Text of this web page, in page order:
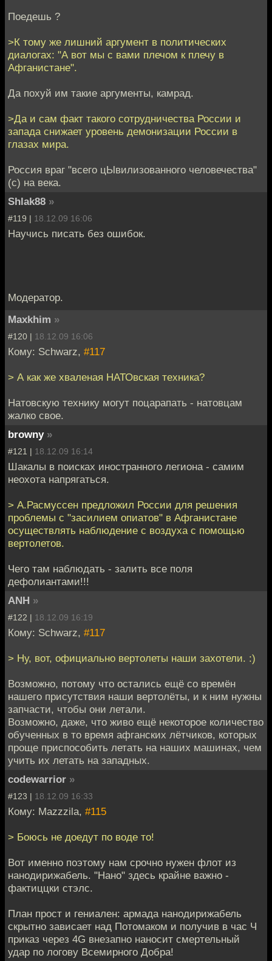
Поедешь ?
>К тому же лишний аргумент в политических
диалогах: "А вот мы с вами плечом к плечу в
Афганистане".
Да похуй им такие аргументы, камрад.
>Да и сам факт такого сотрудничества России и
запада снижает уровень демонизации России в
глазах мира.
Россия враг "всего цЫвилизованного человечества"
(с) на века.
Shlak88 »
#119 | 18.12.09 16:06
Научись писать без ошибок.
Модератор.
Maxkhim »
#120 | 18.12.09 16:06
Кому: Schwarz, #117
> А как же хваленая НАТОвская техника?
Натовскую технику могут поцарапать - натовцам
жалко свое.
browny »
#121 | 18.12.09 16:14
Шакалы в поисках иностранного легиона - самим
неохота напрягаться.
> А.Расмуссен предложил России для решения
проблемы с "засилием опиатов" в Афганистане
осуществлять наблюдение с воздуха с помощью
вертолетов.
Чего там наблюдать - залить все поля
дефолиантами!!!
ANH »
#122 | 18.12.09 16:19
Кому: Schwarz, #117
> Ну, вот, официально вертолеты наши захотели. :)
Возможно, потому что остались ещё со времён
нашего присутствия наши вертолёты, и к ним нужны
запчасти, чтобы они летали.
Возможно, даже, что живо ещё некоторое количество
обученных в то время афганских лётчиков, которых
проще приспособить летать на наших машинах, чем
учить их летать на западных.
codewarrior »
#123 | 18.12.09 16:33
Кому: Mazzzila, #115
> Боюсь не доедут по воде то!
Вот именно поэтому нам срочно нужен флот из
нанодирижабель. "Нано" здесь крайне важно -
фактиццки стэлс.
План прост и гениален: армада нанодирижабель
скрытно зависает над Потомаком и получив в час Ч
приказ через 4G внезапно наносит смертельный
удар по логову Всемирного Добра!